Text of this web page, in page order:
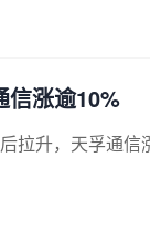
信涨逾10%
拉升，天孚通